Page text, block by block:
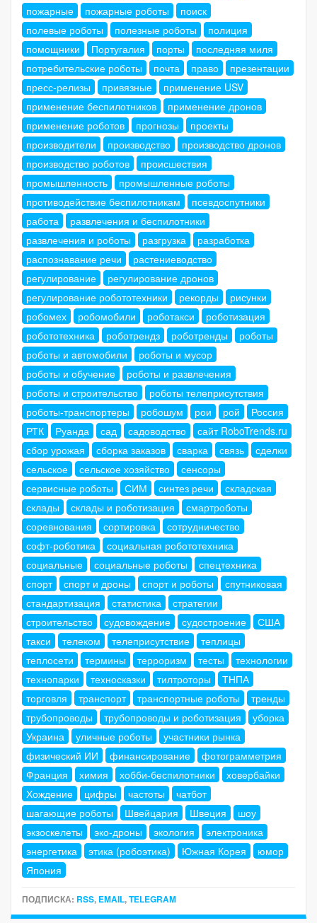
пожарные
пожарные роботы
поиск
полевые роботы
полезные роботы
полиция
помощники
Португалия порты
последняя миля
потребительские роботы
почта право
презентации
пресс-релизы
привязные
применение USV
применение беспилотников
применение дронов
применение роботов
прогнозы
проекты
производители
производство
производство дронов
производство роботов
происшествия
промышленность
промышленные роботы
противодействие беспилотникам
псевдоспутники
работа
развлечения и беспилотники
развлечения и роботы
разгрузка
разработка
распознавание речи
растениеводство
регулирование
регулирование дронов
регулирование робототехники
рекорды
рисунки
робомех
робомобили роботакси
роботизация
робототехника
роботрендз роботренды
роботы
роботы и автомобили
роботы и мусор
роботы и обучение
роботы и развлечения
роботы и строительство
роботы телеприсутствия
роботы-транспортеры
робошум рои рой
Россия
РТК
Руанда сад садоводство
сайт RoboTrends.ru
сбор урожая
сборка заказов сварка связь
сделки
сельское
сельское хозяйство
сенсоры
сервисные роботы
СИМ синтез речи
складская
склады
склады и роботизация
смартроботы
соревнования
сортировка
сотрудничество
софт-роботика
социальная робототехника
социальные
социальные роботы
спецтехника
спорт
спорт и дроны спорт и роботы
спутниковая
стандартизация
статистика
стратегии
строительство
судовождение судостроение
США
такси
телеком телеприсутствие
теплицы
теплосети
термины терроризм тесты
технологии
технопарки
техносказки тилтроторы
ТНПА
торговля
транспорт транспортные роботы
тренды
трубопроводы
трубопроводы и роботизация
уборка
Украина
уличные роботы
участники рынка
физический ИИ
финансирование
фотограмметрия
Франция
химия хобби-беспилотники
ховербайки
Хождение
цифры частоты
чатбот
шагающие роботы
Швейцария Швеция
шоу
экзоскелеты
эко-дроны экология
электроника
энергетика
этика (робоэтика) Южная Корея
юмор
Япония
ПОДПИСКА: RSS, EMAIL,TELEGRAM